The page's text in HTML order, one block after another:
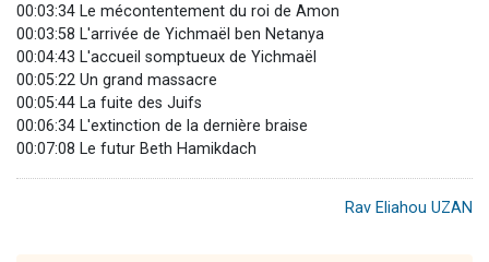
00:03:34 Le mécontentement du roi de Amon
00:03:58 L'arrivée de Yichmaël ben Netanya
00:04:43 L'accueil somptueux de Yichmaël
00:05:22 Un grand massacre
00:05:44 La fuite des Juifs
00:06:34 L'extinction de la dernière braise
00:07:08 Le futur Beth Hamikdach
Rav Eliahou UZAN